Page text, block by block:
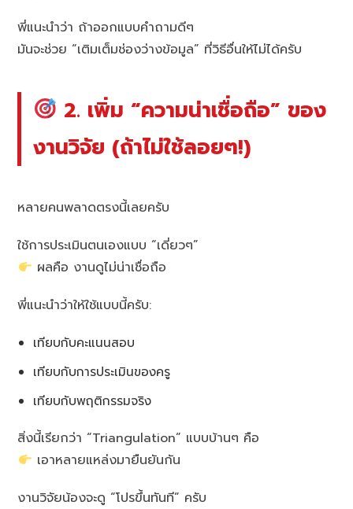
พี่แนะนำว่า ถ้าออกแบบคำถามดีๆ
มันจะช่วย “เติมเต็มช่องว่างข้อมูล” ที่วิธีอื่นให้ไม่ได้ครับ
2. เพิ่ม “ความน่าเชื่อถือ” ของ
งานวิจัย (ถ้าไม่ใช้ลอยๆ!)
หลายคนพลาดตรงนี้เลยครับ
ใช้การประเมินตนเองแบบ “เดี่ยวๆ”
ผลคือ งานดูไม่น่าเชื่อถือ
พี่แนะนำว่าให้ใช้แบบนี้ครับ:
เทียบกับคะแนนสอบ
เทียบกับการประเมินของครู
เทียบกับพฤติกรรมจริง
สิ่งนี้เรียกว่า “Triangulation” แบบบ้านๆ คือ
เอาหลายแหล่งมายืนยันกัน
งานวิจัยน้องจะดู “โปรขึ้นทันที” ครับ